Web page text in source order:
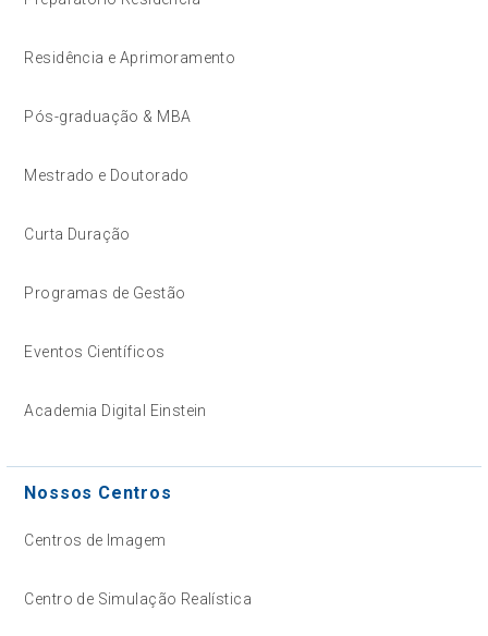
Residência e Aprimoramento
Pós-graduação & MBA
Mestrado e Doutorado
Curta Duração
Programas de Gestão
Eventos Científicos
Academia Digital Einstein
Nossos Centros
Centros de Imagem
Centro de Simulação Realística